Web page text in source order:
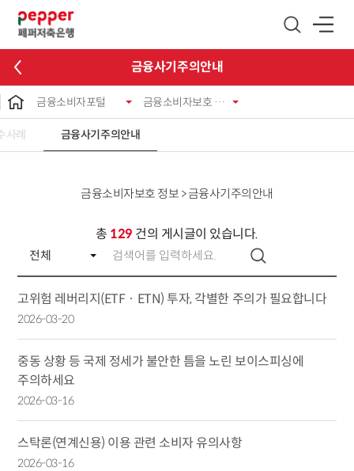
금융사기주의안내
금융소비자포털 금융소비자보호 정보
사례 금융사기주의안내
금융소비자보호 정보 > 금융사기주의안내
총 129 건의 게시글이 있습니다.
고위험 레버리지(ETF‧ETN) 투자, 각별한 주의가 필요합니다
2026-03-20
중동 상황 등 국제 정세가 불안한 틈을 노린 보이스피싱에
주의하세요
2026-03-16
스탁론(연계신용) 이용 관련 소비자 유의사항
2026-03-16